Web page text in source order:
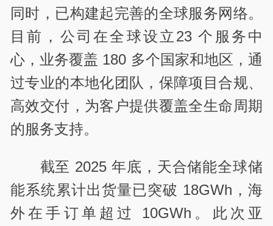
同时，已构建起完善的全球服务网络。
目前，公司在全球设立23 个服务中
心，业务覆盖 180 多个国家和地区，通
过专业的本地化团队，保障项目合规、
高效交付，为客户提供覆盖全生命周期
的服务支持。
截至 2025 年底，天合储能全球储
能系统累计出货量已突破 18GWh，海
外在手订单超过 10GWh。此次亚